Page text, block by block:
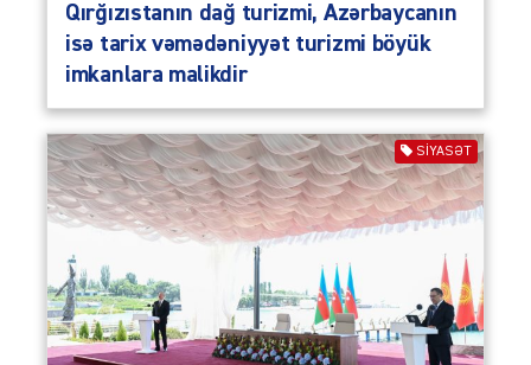
Qırğızıstanın dağ turizmi, Azərbaycanın
isə tarix vəmədəniyyət turizmi böyük
imkanlara malikdir
SIYASƏT